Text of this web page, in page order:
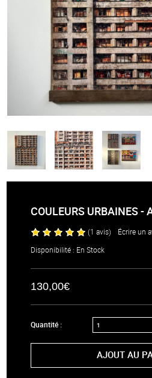
COULEURS URBAINES -
(1 avis) Écrire un
Disponibilité : En Stock
130,00€
Quantité :
AJOUT AU